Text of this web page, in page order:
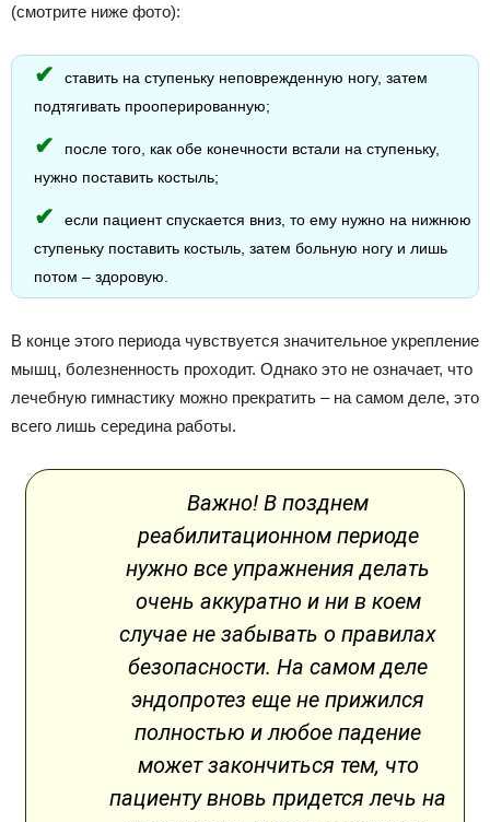
(смотрите ниже фото):
ставить на ступеньку неповрежденную ногу, затем
подтягивать прооперированную;
после того, как обе конечности встали на ступеньку,
нужно поставить костыль;
если пациент спускается вниз, то ему нужно на нижнюю
ступеньку поставить костыль, затем больную ногу и лишь
потом – здоровую.
В конце этого периода чувствуется значительное укрепление
мышц, болезненность проходит. Однако это не означает, что
лечебную гимнастику можно прекратить – на самом деле, это
всего лишь середина работы.
Важно! В позднем
реабилитационном периоде
нужно все упражнения делать
очень аккуратно и ни в коем
случае не забывать о правилах
безопасности. На самом деле
эндопротез еще не прижился
полностью и любое падение
может закончиться тем, что
пациенту вновь придется лечь на